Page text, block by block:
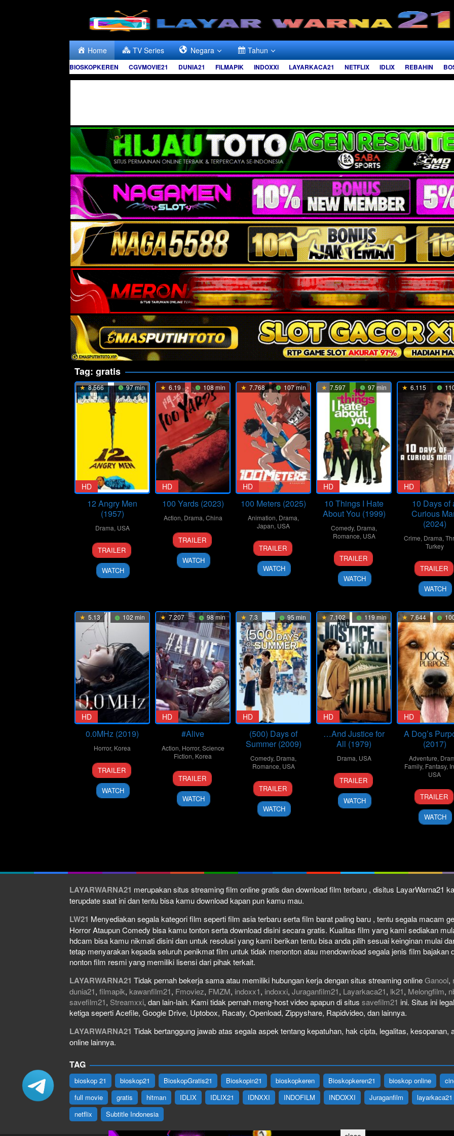
Home TV Series Negara Tahun
BIOSKOPKEREN CGVMOVIE21 DUNIA21 FILMAPIK INDOXXI LAYARKACA21 NETFLIX IDLIX REBAHIN
Tag: gratis
8.566 97 min
HD
12 Angry Men
(1957)
Drama, USA
10
Apr
1957
Don
Kranze
TRAILER
WATCH
6.19 108 min
HD
100 Yards (2023)
Action, Drama,China
20
Sep
2024
Xu
Junfeng
TRAILER
WATCH
7.768 107 min
HD
100 Meters (2025)
Animation, Drama,
Japan, USA
19
Sep
2025
Kenji
Iwaisawa
TRAILER
WATCH
7.597 97 min
HD
10 Things I Hate
About You (1999)
Comedy, Drama,
Romance, USA
30
Mar
1999
Gil
Junger
TRAILER
WATCH
6.115
HD
10 Days of
Curious
(2024)
Crime, Drama,
Turkey
6
Nov
2024
Uluç
TRAILER
WATCH
5.13 102 min
HD
0.0MHz (2019)
Horror, Korea
29
May
2019
Yoo
Sun-
dong
TRAILER
WATCH
7.207 98 min
HD
#Alive
Action, Horror, Science
Fiction, Korea
24
Jun
2020
Cho
Il
TRAILER
WATCH
7.3 95 min
HD
(500) Days of
Summer (2009)
Comedy, Drama,
Romance, USA
17
Jul
2009
Marc
Webb
TRAILER
WATCH
7.102 119 min
HD
…And Justice for
All (1979)
Drama, USA
19
Oct
1979
Norman
Jewison
TRAILER
WATCH
7.644
HD
A Dog’s
(2017)
Adventure,
Family, Fantasy,
USA
19
Jan
2017
TRAILER
WATCH
LAYARWARNA21 merupakan situs streaming film online gratis dan download film terbaru , disitus LayarWarna21
terupdate saat ini dan tentu bisa kamu download kapan pun kamu mau.
LW21 Menyediakan segala kategori film seperti film asia terbaru serta film barat paling baru , tentu segala macam
Horror Ataupun Comedy bisa kamu tonton serta download disini secara gratis. Kualitas film yang kami sediakan
hdcam bisa kamu nikmati disini dan untuk resolusi yang kami berikan tentu bisa anda pilih sesuai keinginan mulai
tetap menyarakan kepada seluruh penikmat film untuk tidak menonton atau mendownload segala jenis film
nonton film resmi yang memiliki lisensi dari pihak terkait.
LAYARWARNA21 Tidak pernah bekerja sama atau memiliki hubungan kerja dengan situs streaming onlineGanool,
dunia21, filmapik, kawanfilm21, Fmoviez, FMZM, indoxx1, indoxxi, Juraganfilm21, Layarkaca21, lk21, Melongfilm,
savefilm21, Streamxxi, dan lain-lain. Kami tidak pernah meng-host video apapun di situs savefilm21 ini. Situs ini
ketiga seperti Acefile, Google Drive, Uptobox, Racaty, Openload, Zippyshare, Rapidvideo, dan lainnya.
LAYARWARNA21 Tidak bertanggung jawab atas segala aspek tentang kepatuhan, hak cipta, legalitas,
online lainnya.
TAG
bioskop 21 bioskop21 BioskopGratis21 Bioskopin21 bioskopkeren Bioskopkeren21 bioskop online
full movie
gratis hitman IDLIX IDLIX21 IDNXXI INDOFILM INDOXXI Juraganfilm
layarkaca21
netflix
Subtitle Indonesia